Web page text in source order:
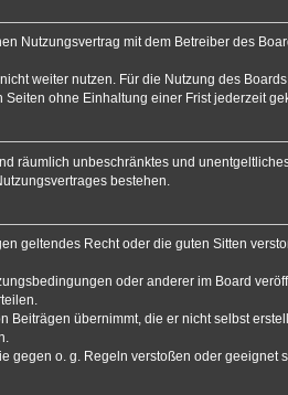
Nutzungsvertrag mit dem Betreiber des
weiter nutzen. Für die Nutzung des
ohne Einhaltung einer Frist jederzeit
räumlich unbeschränktes und
bestehen.
geltendes Recht oder die guten Sitten
oder anderer im Board
übernimmt, die er nicht selbst
gegen o. g. Regeln verstoßen oder